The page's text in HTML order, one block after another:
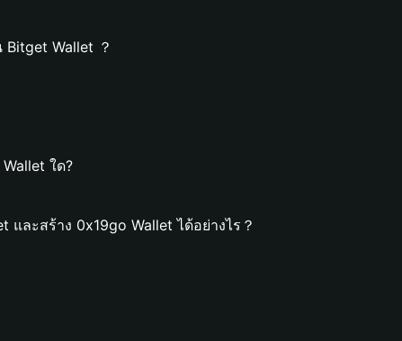
Bitget Wallet ？
ใด?
และสร้าง 0x19go Wallet ได้อย่างไร？